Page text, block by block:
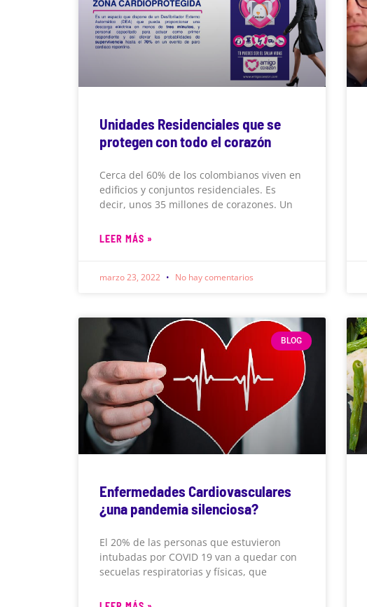
Unidades Residenciales que se
protegen con todo el corazón
Cerca del 60% de los colombianos viven en
edificios y conjuntos residenciales. Es
decir, unos 35 millones de corazones. Un
LEER MÁS »
marzo 23, 2022 No hay comentarios
BLOG
Enfermedades Cardiovasculares
¿una pandemia silenciosa?
El 20% de las personas que estuvieron
intubadas por COVID 19 van a quedar con
secuelas respiratorias y físicas, que